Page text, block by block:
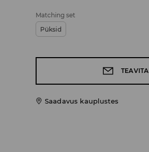
Matching set
Püksid
Saadavus kauplustes